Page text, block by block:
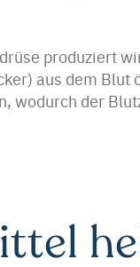
produziert
aus dem
wodurch der